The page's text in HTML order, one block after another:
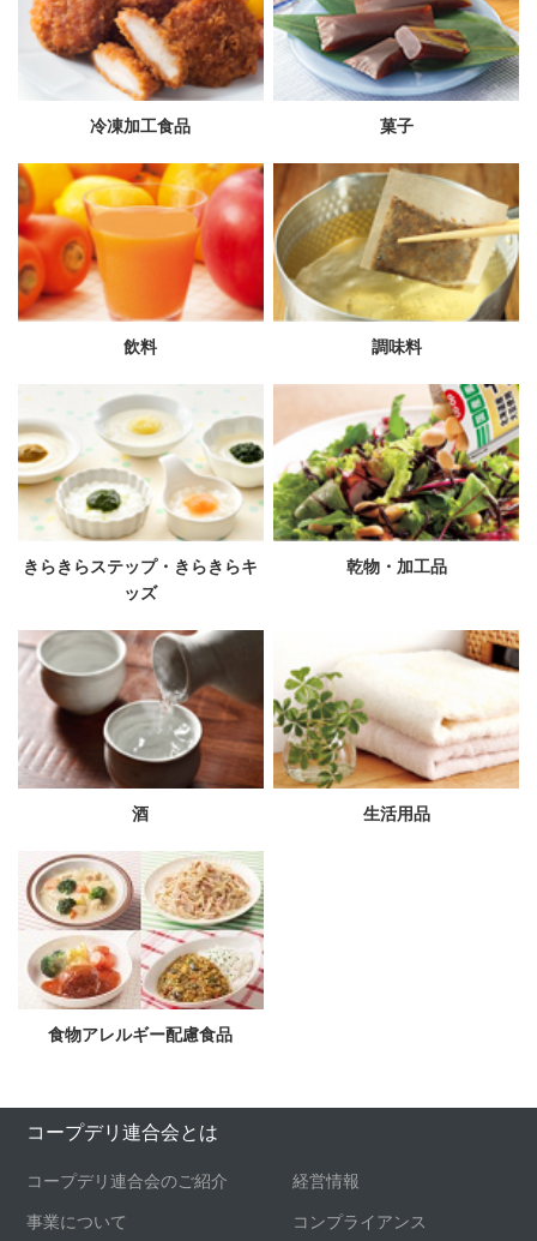
冷凍加工食品 菓子
飲料 調味料
きらきらステップ・きらきらキ
ッズ
乾物・加工品
酒 生活用品
食物アレルギー配慮食品
コープデリ連合会とは
コープデリ連合会のご紹介 経営情報
事業について コンプライアンス